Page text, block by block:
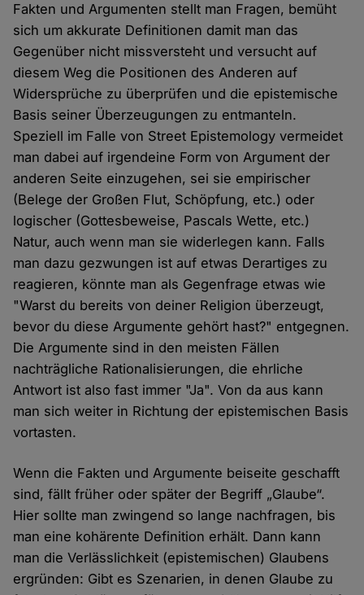
Fakten und Argumenten stellt man Fragen, bemüht
sich um akkurate Definitionen damit man das
Gegenüber nicht missversteht und versucht auf
diesem Weg die Positionen des Anderen auf
Widersprüche zu überprüfen und die epistemische
Basis seiner Überzeugungen zu entmanteln.
Speziell im Falle von Street Epistemology vermeidet
man dabei auf irgendeine Form von Argument der
anderen Seite einzugehen, sei sie empirischer
(Belege der Großen Flut, Schöpfung, etc.) oder
logischer (Gottesbeweise, Pascals Wette, etc.)
Natur, auch wenn man sie widerlegen kann. Falls
man dazu gezwungen ist auf etwas Derartiges zu
reagieren, könnte man als Gegenfrage etwas wie
"Warst du bereits von deiner Religion überzeugt,
bevor du diese Argumente gehört hast?" entgegnen.
Die Argumente sind in den meisten Fällen
nachträgliche Rationalisierungen, die ehrliche
Antwort ist also fast immer "Ja". Von da aus kann
man sich weiter in Richtung der epistemischen Basis
vortasten.
Wenn die Fakten und Argumente beiseite geschafft
sind, fällt früher oder später der Begriff „Glaube“.
Hier sollte man zwingend so lange nachfragen, bis
man eine kohärente Definition erhält. Dann kann
man die Verlässlichkeit (epistemischen) Glaubens
ergründen: Gibt es Szenarien, in denen Glaube zu